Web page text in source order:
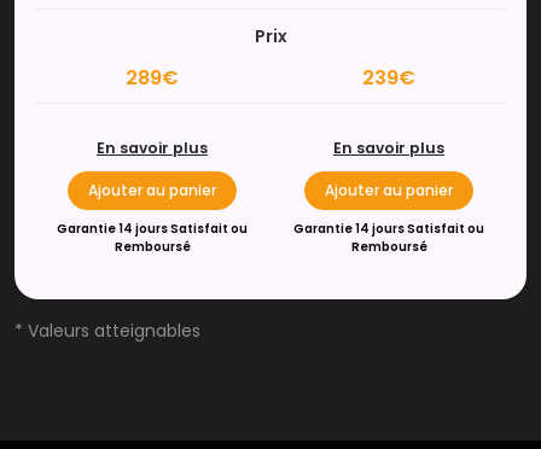
Prix
289€ 239€
En savoir plus
Ajouter au panier
Garantie 14 jours Satisfait ou
Remboursé
En savoir plus
Ajouter au panier
Garantie 14 jours Satisfait ou
Remboursé
* Valeurs atteignables